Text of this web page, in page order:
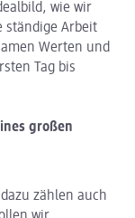
wie wir
ständige Arbeit
Werten und
Tag bis
großen
zählen auch